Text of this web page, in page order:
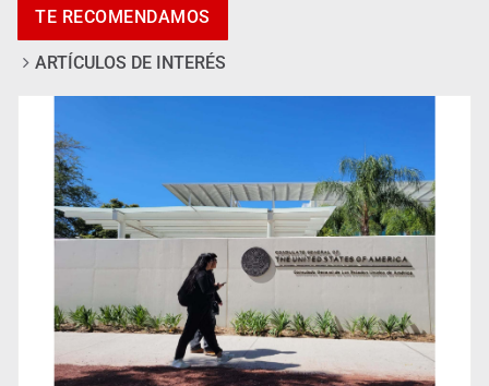
Llaman a mantener legado de Alcalde
TE RECOMENDAMOS
ARTÍCULOS DE INTERÉS